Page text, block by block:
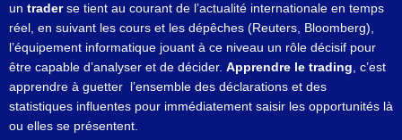
un trader se tient au courant de l’actualité internationale en temps
réel, en suivant les cours et les dépêches (Reuters, Bloomberg),
l’équipement informatique jouant à ce niveau un rôle décisif pour
être capable d’analyser et de décider. Apprendre le trading , c’est
apprendre à guetter l’ensemble des déclarations et des
statistiques influentes pour immédiatement saisir les opportunités là
ou elles se présentent.